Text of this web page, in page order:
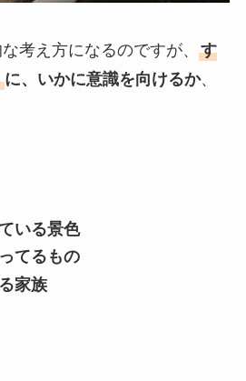
考え方になるのですが、 す
に、いかに意識を向けるか、
いる景色
てるもの
家族